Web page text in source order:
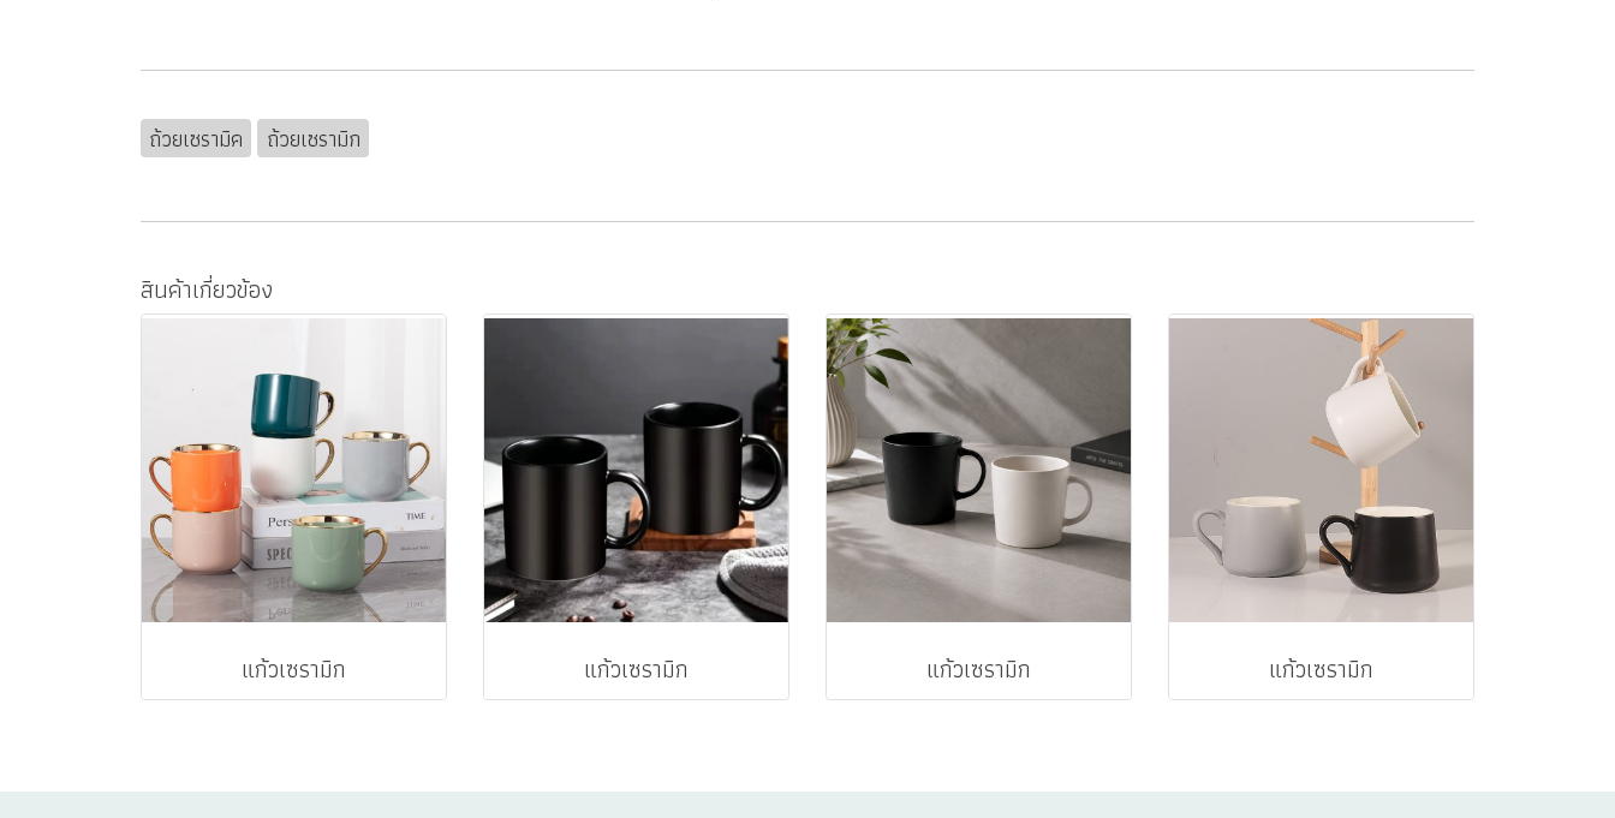
ถ้วยเซรามิค ถ้วยเซรามิก
สินค้าเกี่ยวข้อง
แก้วเซรามิก แก้วเซรามิก แก้วเซรามิก แก้วเซรามิก